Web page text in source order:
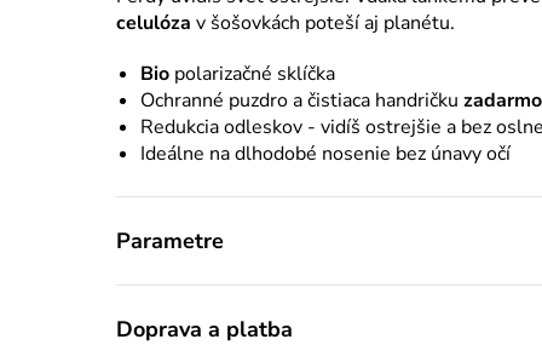
celulóza v šošovkách poteší aj planétu.
Bio polarizačné sklíčka
Ochranné puzdro a čistiaca handričku zadarmo
Redukcia odleskov - vidíš ostrejšie a bez
Ideálne na dlhodobé nosenie bez únavy očí
Parametre
Doprava a platba